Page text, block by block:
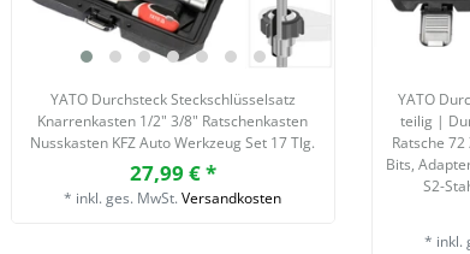
YATO Durchsteck Steckschlüsselsatz
Knarrenkasten 1/2" 3/8" Ratschenkasten
Nusskasten KFZ Auto Werkzeug Set 17 Tlg.
27,99 € *
* inkl. ges. MwSt. Versandkosten
YATO
teilig |
Ratsche
Bits,
S2-
* inkl.